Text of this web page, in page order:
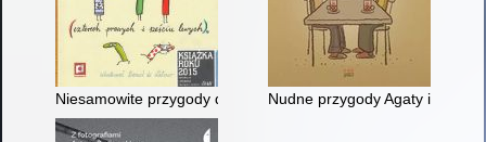
Niesamowite przygody dziesięciu skarpetek (czterech
Nudne przygody Agaty i